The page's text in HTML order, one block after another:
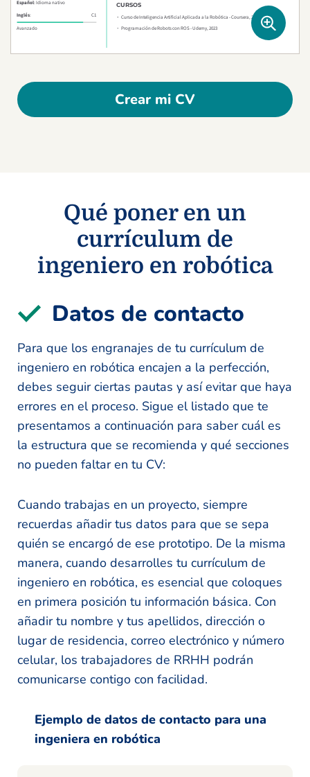
Crear mi CV
Qué poner en un
currículum de
ingeniero en robótica
Datos de contacto
Para que los engranajes de tu currículum de
ingeniero en robótica encajen a la perfección,
debes seguir ciertas pautas y así evitar que haya
errores en el proceso. Sigue el listado que te
presentamos a continuación para saber cuál es
la estructura que se recomienda y qué secciones
no pueden faltar en tu CV:
Cuando trabajas en un proyecto, siempre
recuerdas añadir tus datos para que se sepa
quién se encargó de ese prototipo. De la misma
manera, cuando desarrolles tu currículum de
ingeniero en robótica, es esencial que coloques
en primera posición tu información básica. Con
añadir tu nombre y tus apellidos, dirección o
lugar de residencia, correo electrónico y número
celular, los trabajadores de RRHH podrán
comunicarse contigo con facilidad.
Ejemplo de datos de contacto para una
ingeniera en robótica